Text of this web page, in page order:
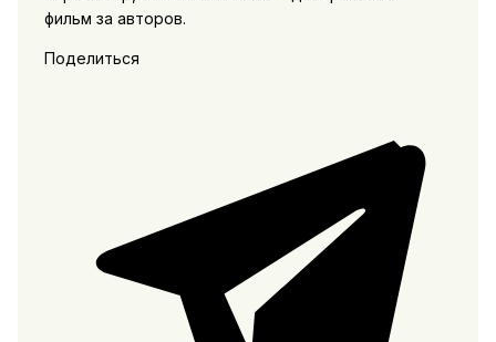
фильм за авторов.
Поделиться